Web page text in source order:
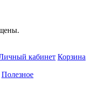
кабинет Корзина
Полезное